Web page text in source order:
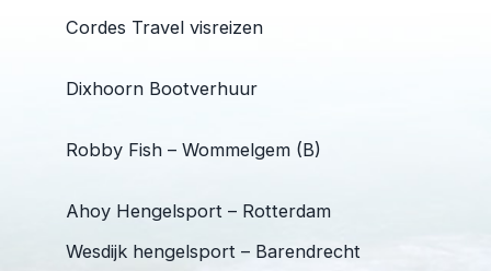
Cordes Travel visreizen
Dixhoorn Bootverhuur
Robby Fish – Wommelgem (B)
Ahoy Hengelsport – Rotterdam
Wesdijk hengelsport – Barendrecht